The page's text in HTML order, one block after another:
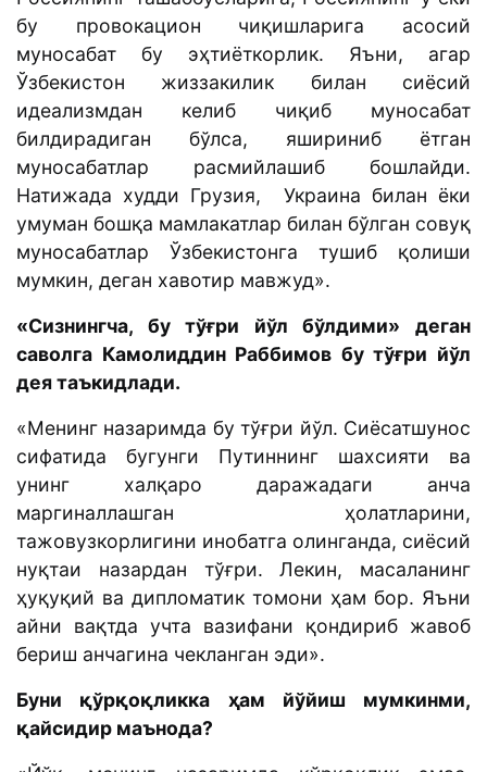
бу провокацион чиқишларига асосий
муносабат бу эҳтиёткорлик. Яъни, агар
Ўзбекистон жиззакилик билан сиёсий
идеализмдан келиб чиқиб муносабат
билдирадиган бўлса, яшириниб ётган
муносабатлар расмийлашиб бошлайди.
Натижада худди Грузия, Украина билан ёки
умуман бошқа мамлакатлар билан бўлган совуқ
муносабатлар Ўзбекистонга тушиб қолиши
мумкин, деган хавотир мавжуд».
«Сизнингча, бу тўғри йўл бўлдими» деган
саволга Камолиддин Раббимов бу тўғри йўл
дея таъкидлади.
«Менинг назаримда бу тўғри йўл. Сиёсатшунос
сифатида бугунги Путиннинг шахсияти ва
унинг халқаро даражадаги анча
маргиналлашган ҳолатларини,
тажовузкорлигини инобатга олинганда, сиёсий
нуқтаи назардан тўғри. Лекин, масаланинг
ҳуқуқий ва дипломатик томони ҳам бор. Яъни
айни вақтда учта вазифани қондириб жавоб
бериш анчагина чекланган эди».
Буни қўрқоқликка ҳам йўйиш мумкинми,
қайсидир маънода?